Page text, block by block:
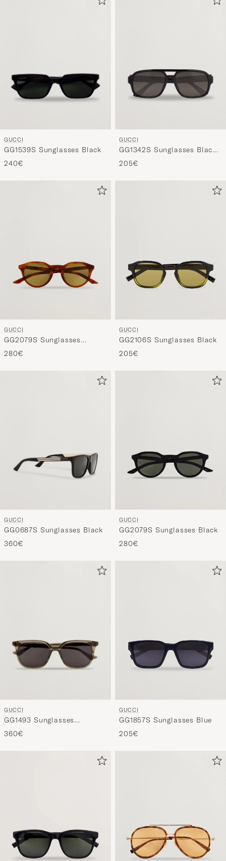
GUCCI
GG1539S Sunglasses Black
240€
GUCCI
GG1342S Sunglasses Black
Smoke
205€
GUCCI
GG2079S Sunglasses
Havana
280€
GUCCI
GG2106S Sunglasses Black
205€
GUCCI
GG0687S Sunglasses Black
360€
GUCCI
GG2079S Sunglasses Black
280€
GUCCI
GG1493 Sunglasses
Transparent
360€
GUCCI
GG1857S Sunglasses Blue
205€